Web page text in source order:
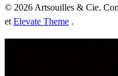
© 2026 Artsouilles & Cie.
et Elevate Theme .